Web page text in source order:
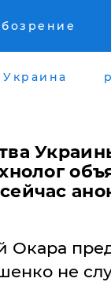
Украина
Окара
не